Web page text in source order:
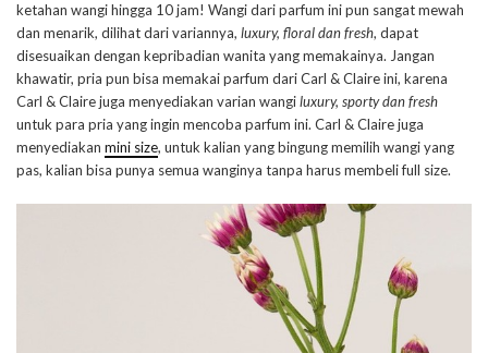
ketahan wangi hingga 10 jam! Wangi dari parfum ini pun sangat mewah
dan menarik, dilihat dari variannya, luxury, floral dan fresh, dapat
disesuaikan dengan kepribadian wanita yang memakainya. Jangan
khawatir, pria pun bisa memakai parfum dari Carl & Claire ini, karena
Carl & Claire juga menyediakan varian wangiluxury, sporty dan fresh
untuk para pria yang ingin mencoba parfum ini. Carl & Claire juga
menyediakan mini size, untuk kalian yang bingung memilih wangi yang
pas, kalian bisa punya semua wanginya tanpa harus membeli full size.